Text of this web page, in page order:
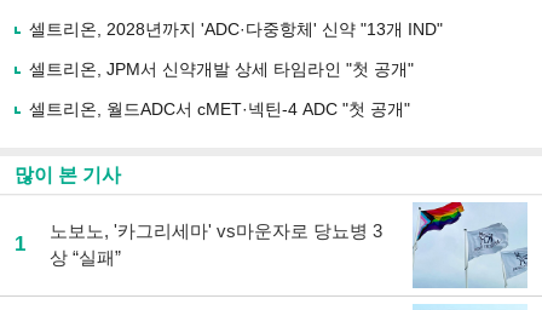
유
기
셀트리온, 2028년까지 'ADC·다중항체' 신약 "13개 IND"
셀트리온, JPM서 신약개발 상세 타임라인 "첫 공개"
셀트리온, 월드ADC서 cMET·넥틴-4 ADC "첫 공개"
많이 본 기사
1
노보노, '카그리세마' vs마운자로 당뇨병 3
상 “실패”